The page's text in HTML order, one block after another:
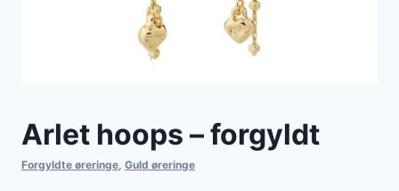
Arlet hoops – forgyldt
Forgyldte øreringe, Guld øreringe